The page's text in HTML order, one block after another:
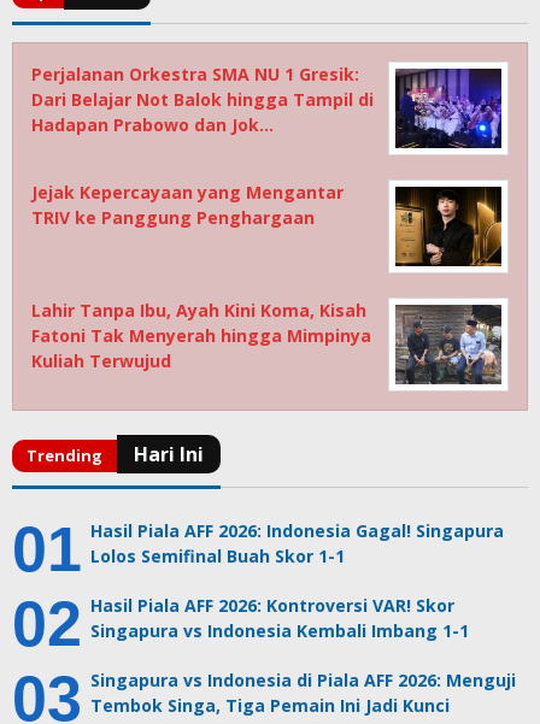
Perjalanan Orkestra SMA NU 1 Gresik:
Dari Belajar Not Balok hingga Tampil di
Hadapan Prabowo dan Jok…
Jejak Kepercayaan yang Mengantar
TRIV ke Panggung Penghargaan
Lahir Tanpa Ibu, Ayah Kini Koma, Kisah
Fatoni Tak Menyerah hingga Mimpinya
Kuliah Terwujud
Hasil Piala AFF 2026: Indonesia Gagal! Singapura
Lolos Semifinal Buah Skor 1-1
Hasil Piala AFF 2026: Kontroversi VAR! Skor
Singapura vs Indonesia Kembali Imbang 1-1
Singapura vs Indonesia di Piala AFF 2026: Menguji
Tembok Singa, Tiga Pemain Ini Jadi Kunci